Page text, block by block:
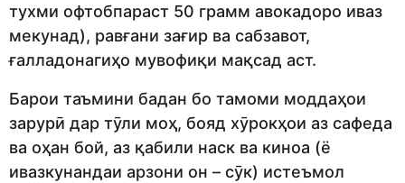
тухми офтобпараст 50 грамм авокадоро иваз
мекунад), равғани зағир ва сабзавот,
ғалладонагиҳо мувофиқи мақсад аст.
Барои таъмини бадан бо тамоми моддаҳои
зарурӣ дар тӯли моҳ, бояд хӯрокҳои аз сафеда
ва оҳан бой, аз қабили наск ва киноа (ё
ивазкунандаи арзони он – сӯк) истеъмол